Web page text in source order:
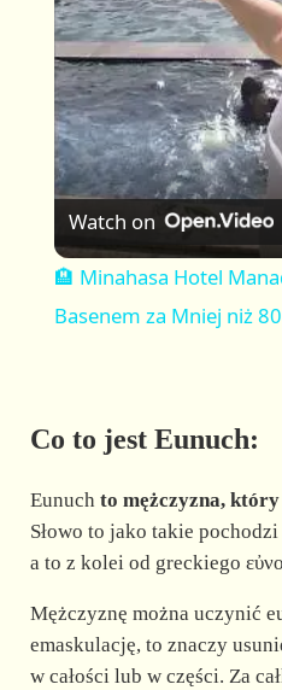
i
Watch on
🏨 Minahasa Hotel
Basenem za Mniej niż
Co to jest Eunuch:
Eunuch to mężczyzna,
Słowo to jako takie
a to z kolei od greckiego
Mężczyznę można uczynić
emaskulację, to znaczy
w całości lub w części. Za